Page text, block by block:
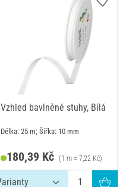
Vzhled bavlněné stuhy, Bílá
Délka: 25 m; Šířka: 10 mm
180,39 Kč (1 m = 7,22 Kč)